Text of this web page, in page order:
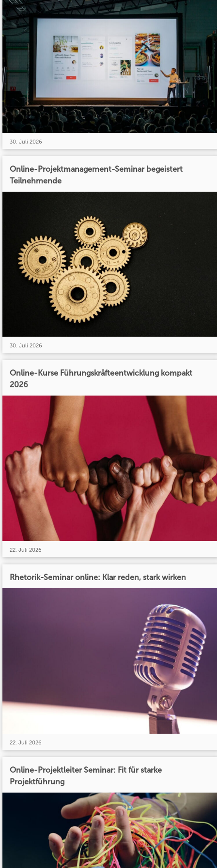
30. Juli 2026
Online-Projektmanagement-Seminar begeistert
Teilnehmende
30. Juli 2026
Online-Kurse Führungskräfteentwicklung kompakt
2026
22. Juli 2026
Rhetorik-Seminar online: Klar reden, stark wirken
22. Juli 2026
Online-Projektleiter Seminar: Fit für starke
Projektführung